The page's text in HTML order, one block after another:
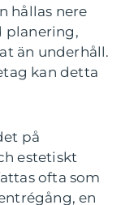
hållas nere
planering,
än underhåll.
kan detta
på
estetiskt
ofta som
en